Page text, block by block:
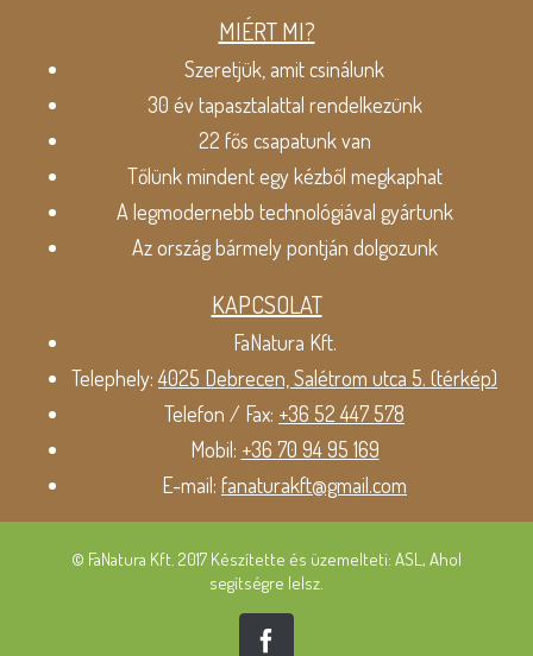
MIÉRT MI?
Szeretjük, amit csinálunk
30 év tapasztalattal rendelkezünk
22 fős csapatunk van
Tőlünk mindent egy kézből megkaphat
A legmodernebb technológiával gyártunk
Az ország bármely pontján dolgozunk
KAPCSOLAT
FaNatura Kft.
Telephely:4025 Debrecen, Salétrom utca 5. (térkép)
Telefon / Fax: +36 52 447 578
Mobil: +36 70 94 95 169
E-mail: fanaturakft@gmail.com
© FaNatura Kft. 2017 Készítette és üzemelteti: ASL, Ahol
segítségre lelsz.